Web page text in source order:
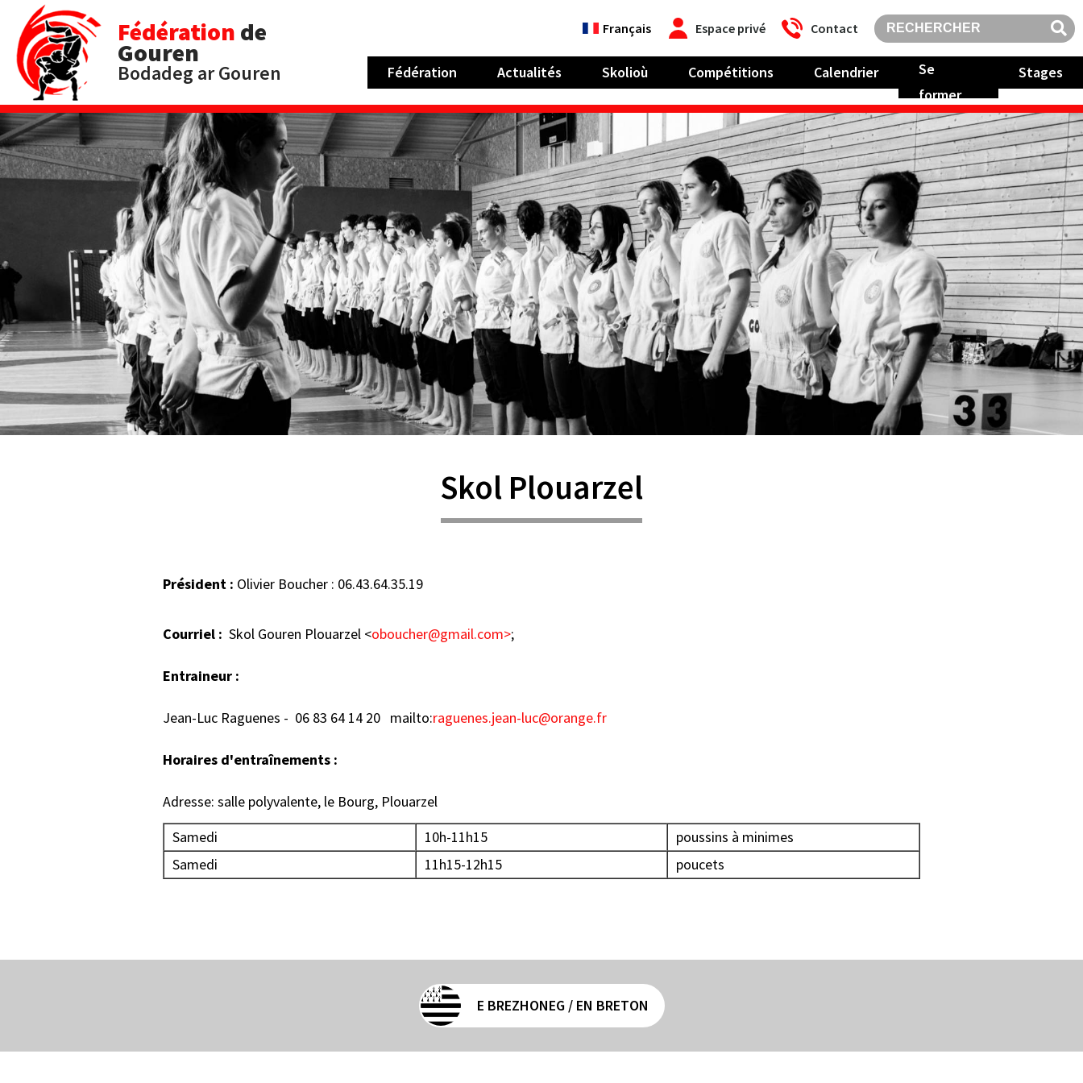
Fédération de
Gouren
Bodadeg ar Gouren
Français Espace privé Contact
Fédération Actualités Skolioù Compétitions Calendrier
Se
former
Stages
Skol Plouarzel
Président : Olivier Boucher : 06.43.64.35.19
Courriel : Skol Gouren Plouarzel <oboucher@gmail.com>;
Entraineur :
Jean-Luc Raguenes - 06 83 64 14 20 mailto:raguenes.jean-luc@orange.fr
Horaires d'entraînements :
Adresse: salle polyvalente, le Bourg, Plouarzel
Samedi
10h-11h15
poussins à minimes
Samedi
11h15-12h15 poucets
E BREZHONEG / EN BRETON